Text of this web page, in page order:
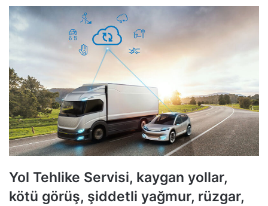
Yol Tehlike Servisi, kaygan yollar,
kötü görüş, şiddetli yağmur, rüzgar,